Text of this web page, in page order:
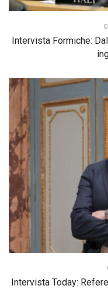
Intervista Formiche:
Intervista Today: